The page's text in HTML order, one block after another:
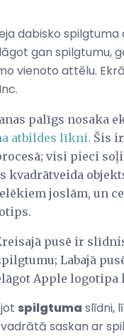
dabisko spilgtuma
gan spilgtumu,
vienoto attēlu.
palīgs nosaka
atbildes līkni. Šis
visi pieci
kvadrātveida
joslām, un
pusē ir
Labajā
Apple logotipa
spilgtuma slīdni,
saskan ar